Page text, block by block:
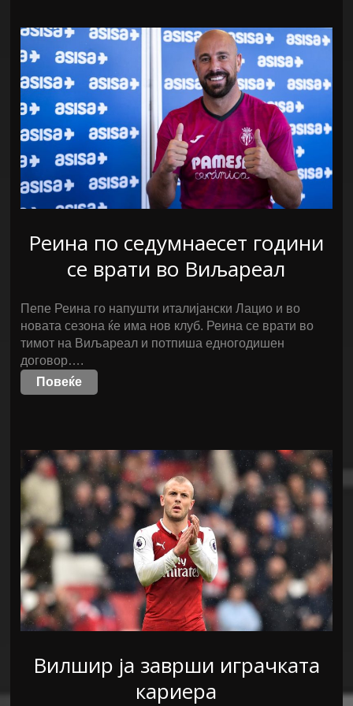
Реина по седумнаесет години
се врати во Виљареал
Пепе Реина го напушти италијански Лацио и во
новата сезона ќе има нов клуб. Реина се врати во
тимот на Виљареал и потпиша едногодишен
договор….
Повеќе
Вилшир ја заврши играчката
кариера